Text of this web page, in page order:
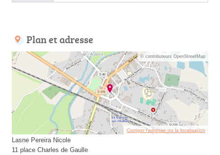
Plan et adresse
© contributeurs OpenStreetMap
Corriger l’adresse ou la localisation
Lasne Pereira Nicole
11 place Charles de Gaulle